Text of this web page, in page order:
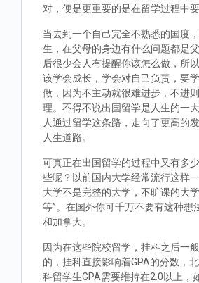
对，便是更重要的是在留学过程中
当去到一个自己完全不熟悉的国度
生，在父母的身边有什么问题都是
后很少会人有提醒你该怎么做，所
该学会成长，学会对自己负责，要
做，因为不主动就很难进步，不进
理。不得不说出国留学是人生的一
人通过留学这条路，走向了更高的
人生道路。
可真正在出国留学的过程中又有多
些呢？以前国内大学经常流行这样
大学不是完整的大学，不旷课的大
等”。在国外你可千万不要有这种想
和加拿大。
因为在这些院校留学，挂科之后一
的，挂科直接影响着GPA的分数，
科留学生GPA需要维持在2.0以上，